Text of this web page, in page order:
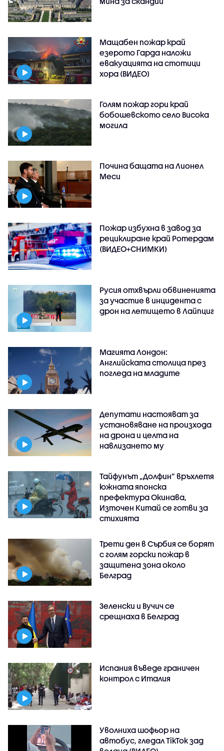
Мащабен пожар край
езерото Гарда наложи
евакуацията на стотици
хора (ВИДЕО)
Голям пожар гори край
бобошевското село Висока
могила
Почина бащата на Лионел
Меси
Пожар избухна в завод за
рециклиране край Ротердам
(ВИДЕО+СНИМКИ)
Русия отхвърли обвиненията
за участие в инцидента с
дрон на летището в Лайпциг
Магията Лондон:
Английската столица през
погледа на младите
Депутати настояват за
установяване на произхода
на дрона и целта на
навлизането му
Тайфунът „Долфин” връхлетя
южната японска
префектура Окинава,
Източен Китай се готви за
стихията
Трети ден в Сърбия се борят
с голям горски пожар в
защитена зона около
Белград
Зеленски и Вучич се
срещнаха в Белград
Испания въведе граничен
контрол с Италия
Уволниха шофьор на
автобус, гледал TikTok зад